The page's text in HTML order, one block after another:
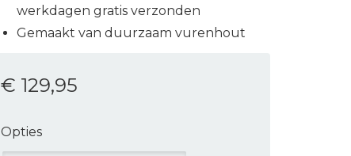
werkdagen gratis verzonden
Gemaakt van duurzaam vurenhout
€ 129,95
Opties